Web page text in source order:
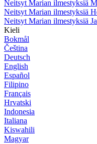
Neitsyt Marian ilmestyksiä
Neitsyt Marian ilmestyksiä
Neitsyt Marian ilmestyksiä
Kieli
Bokmål
Čeština
Deutsch
English
Español
Filipino
Français
Hrvatski
Indonesia
Italiana
Kiswahili
Magyar